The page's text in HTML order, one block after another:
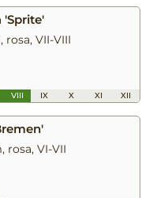
'Sprite'
rosa, VII-VIII
VIII IX X XI XII
rosa, VI-VII